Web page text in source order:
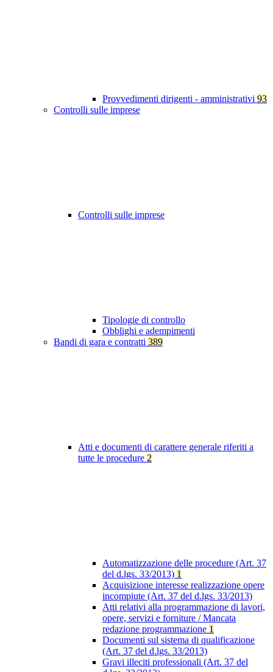
Provvedimenti dirigenti - amministrativi 93
Controlli sulle imprese
Controlli sulle imprese
Tipologie di controllo
Obblighi e adempimenti
Bandi di gara e contratti 389
Atti e documenti di carattere generale riferiti a
tutte le procedure 2
Automatizzazione delle procedure (Art. 37
del d.lgs. 33/2013) 1
Acquisizione interesse realizzazione opere
incompiute (Art. 37 del d.lgs. 33/2013)
Atti relativi alla programmazione di lavori,
opere, servizi e forniture / Mancata
redazione programmazione 1
Documenti sul sistema di qualificazione
(Art. 37 del d.lgs. 33/2013)
Gravi illeciti professionali (Art. 37 del